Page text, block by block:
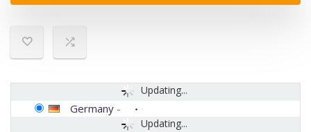
Updating...
Updating...
Germany -